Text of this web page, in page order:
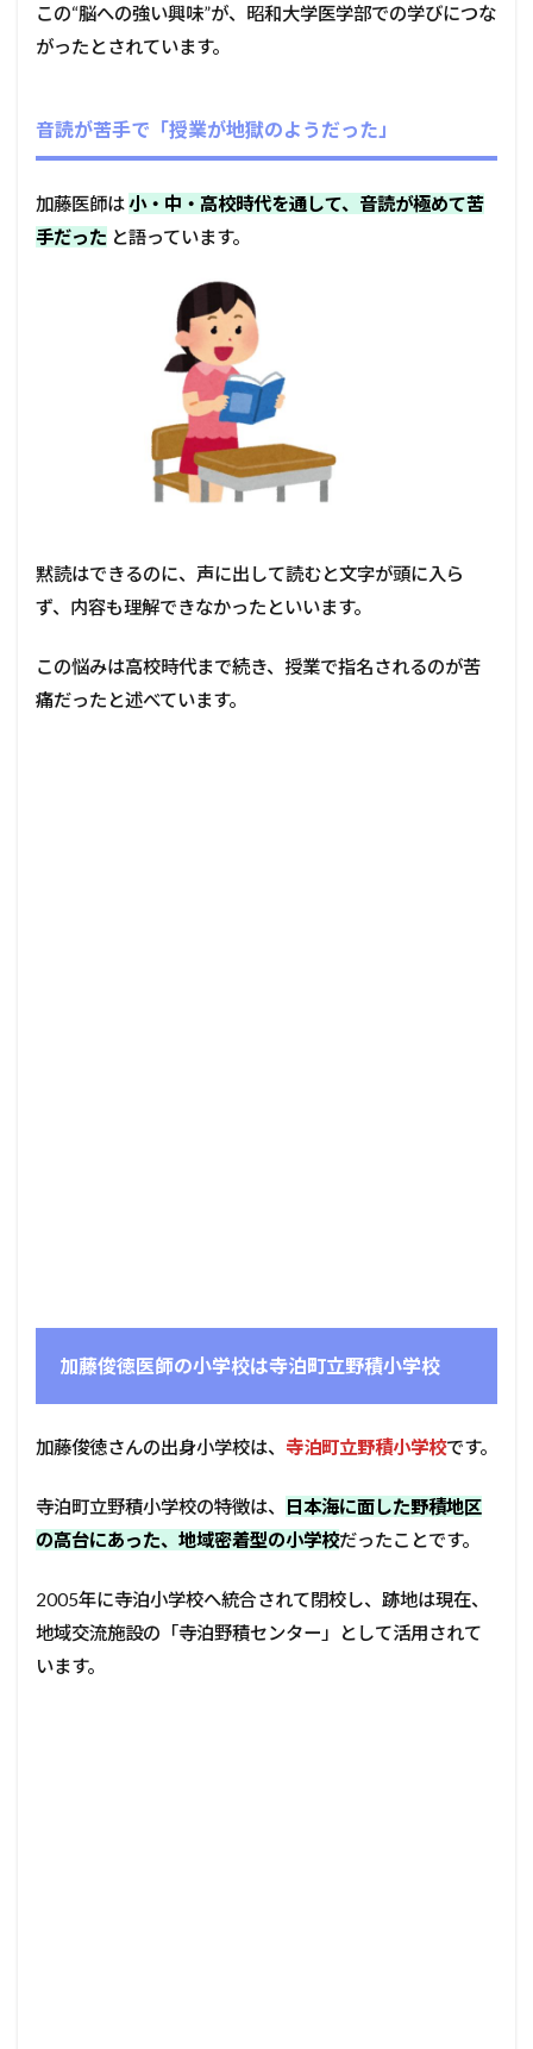
この“脳への強い興味”が、昭和大学医学部での学びにつな
がったとされています。
音読が苦手で「授業が地獄のようだった」
加藤医師は小・中・高校時代を通して、音読が極めて苦
手だった と語っています。
黙読はできるのに、声に出して読むと文字が頭に入ら
ず、内容も理解できなかったといいます。
この悩みは高校時代まで続き、授業で指名されるのが苦
痛だったと述べています。
加藤俊徳医師の小学校は寺泊町立野積小学校
加藤俊徳さんの出身小学校は、 寺泊町立野積小学校です。
寺泊町立野積小学校の特徴は、
日本海に面した野積地区
の高台にあった、地域密着型の小学校だったことです。
2005年に寺泊小学校へ統合されて閉校し、跡地は現在、
地域交流施設の「寺泊野積センター」として活用されて
います。